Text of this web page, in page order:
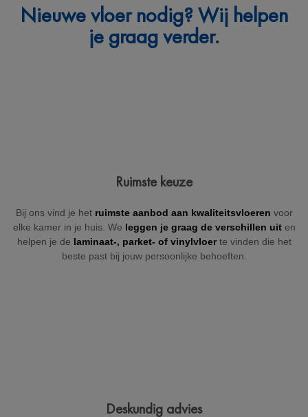
Geef hieronder je vraag in en we bezorgen je spoedig een
(indien nodig).
Nieuwe vloer nodig? Wij helpen
je graag verder.
Ruimste keuze
Bij ons vind je het ruimste aanbod aan kwaliteitsvloeren voor
elke kamer in je huis. We leggen je graag de verschillen uit en
helpen je de laminaat-, parket- of vinylvloerte vinden die het
beste past bij jouw persoonlijke behoeften.
Deskundig advies